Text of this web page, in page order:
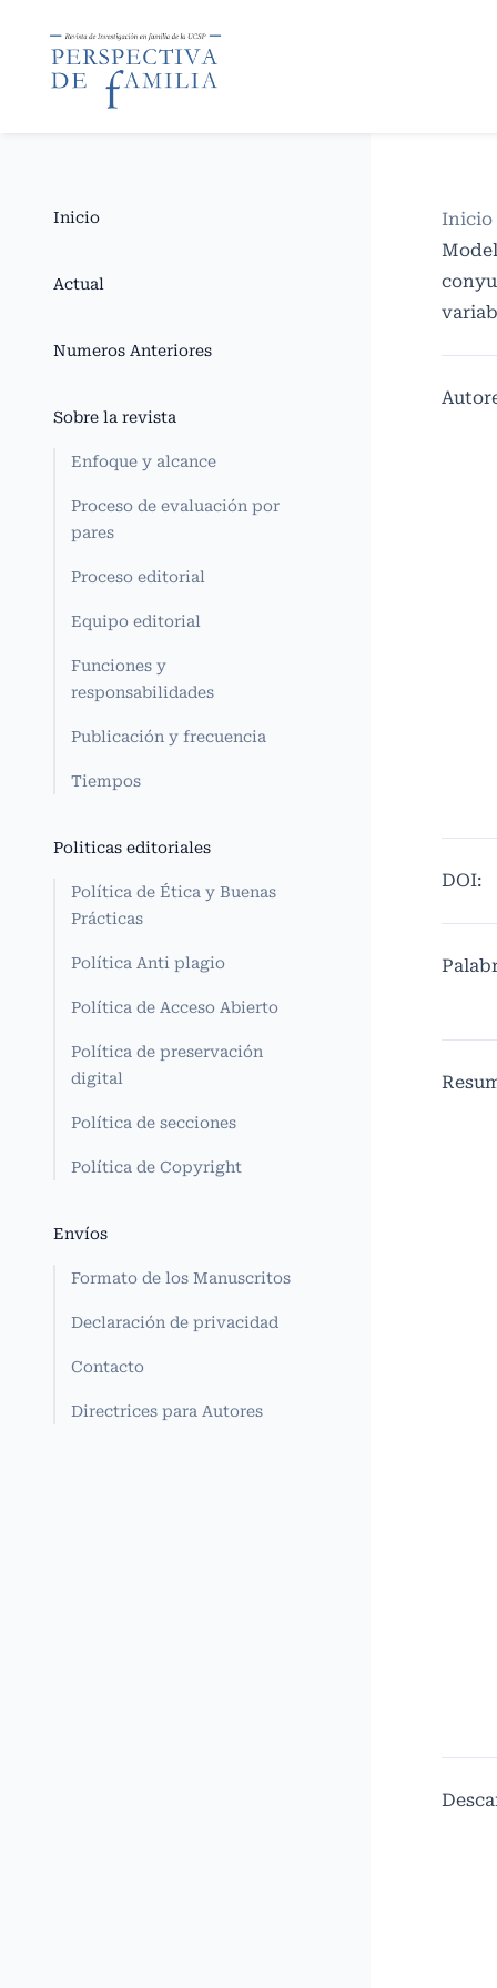
Inicio
Actual
Numeros Anteriores
Sobre la revista
Enfoque y alcance
Proceso de evaluación por
pares
Proceso editorial
Equipo editorial
Funciones y
responsabilidades
Publicación y frecuencia
Tiempos
Politicas editoriales
Política de Ética y Buenas
Prácticas
Política Anti plagio
Política de Acceso Abierto
Política de preservación
digital
Política de secciones
Política de Copyright
Envíos
Formato de los Manuscritos
Declaración de privacidad
Contacto
Directrices para Autores
Inicio
DOI: